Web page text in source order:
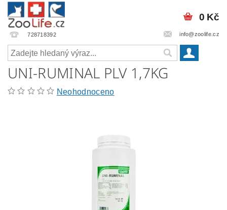
728718392 info@zoolife.cz
0 Kč
UNI-RUMINAL PLV 1,7KG
Neohodnoceno